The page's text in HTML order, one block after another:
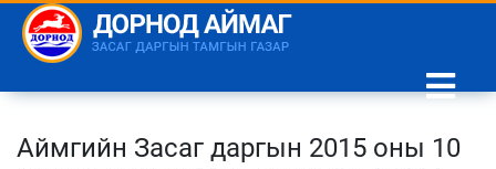
Аймгийн Засаг даргын 2015 оны 10